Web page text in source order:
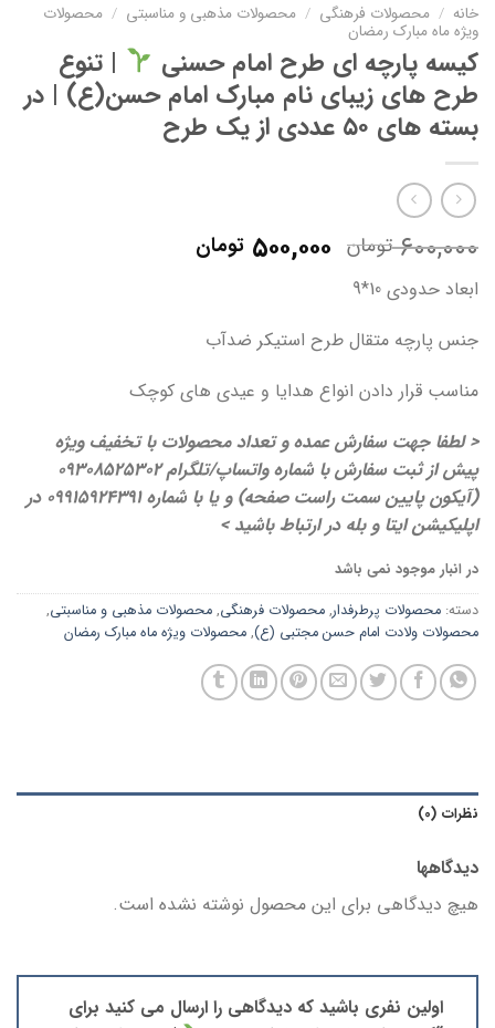
خانه / محصولات فرهنگی / محصولات مذهبی و مناسبتی / محصولات
ویژه ماه مبارک رمضان
کیسه پارچه ای طرح امام حسنی
| تنوع
طرح های زیبای نام مبارک امام حسن(ع) | در
بسته های ۵۰ عددی از یک طرح
۶۰۰,۰۰۰ تومان قیمت
اصلی:
بود.
۵۰۰,۰۰۰ تومان
ابعاد حدودی 10*9
جنس پارچه متقال طرح استیکر ضدآب
مناسب قرار دادن انواع هدایا و عیدی های کوچک
< لطفا جهت سفارش عمده و تعداد محصولات با تخفیف ویژه
پیش از ثبت سفارش با شماره واتساپ/تلگرام 09308525302
(آیکون پایین سمت راست صفحه) و یا با شماره 09915924391 در
اپلیکیشن ایتا و بله در ارتباط باشید >
در انبار موجود نمی باشد
دسته: محصولات پرطرفدار, محصولات فرهنگی, محصولات مذهبی و مناسبتی,
محصولات ولادت امام حسن مجتبی (ع), محصولات ویژه ماه مبارک رمضان
نظرات (0)
دیدگاهها
هیچ دیدگاهی برای این محصول نوشته نشده است.
اولین نفری باشید که دیدگاهی را ارسال می کنید برای